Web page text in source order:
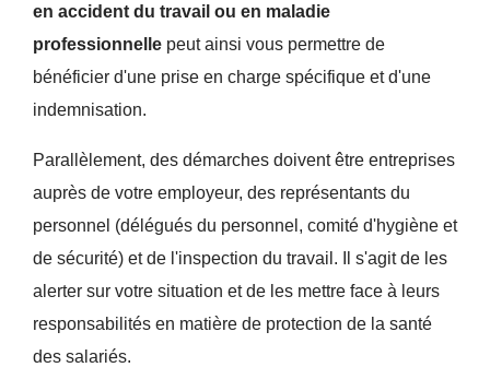
en accident du travail ou en maladie
professionnellepeut ainsi vous permettre de
bénéficier d'une prise en charge spécifique et d'une
indemnisation.
Parallèlement, des démarches doivent être entreprises
auprès de votre employeur, des représentants du
personnel (délégués du personnel, comité d'hygiène et
de sécurité) et de l'inspection du travail. Il s'agit de les
alerter sur votre situation et de les mettre face à leurs
responsabilités en matière de protection de la santé
des salariés.